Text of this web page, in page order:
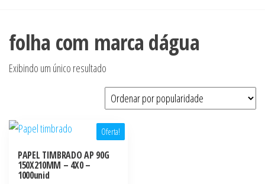
folha com marca dágua
Exibindo um único resultado
Oferta!
PAPEL TIMBRADO AP 90G
150X210MM – 4X0 –
1000unid